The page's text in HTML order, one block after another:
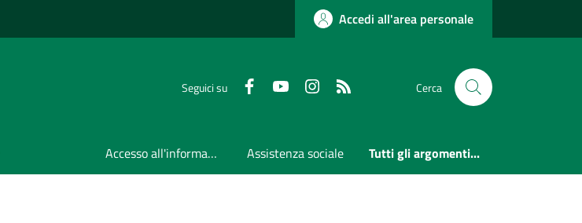
Accedi all'area personale
Seguici su FaceboookYoutubeInstagram Cerca
Accesso all'informazione Assistenza sociale Tutti gli argomenti...